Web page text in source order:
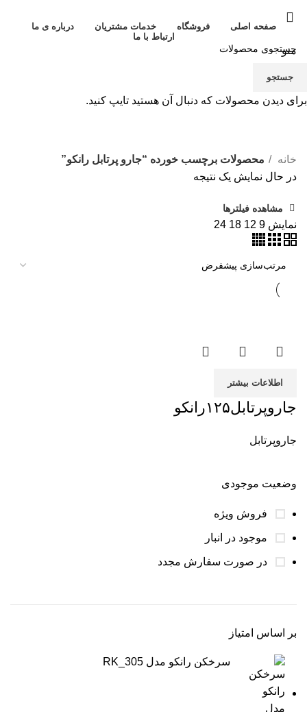
صفحه اصلی فروشگاه خدمات مشتریان
درباره ی ما
ارتباط با ما
منو
وضعیت موجودی
فروش ویژه
موجود در انبار
در صورت سفارش مجدد
بر اساس امتیاز
سرخکن رانکو مدل RK_305
خانه
محصولات برچسب خورده “جارو پرتابل رانکو”
در حال نمایش یک نتیجه
مشاهده فیلترها
نمایش 9
12
18
24
اطلاعات بیشتر
جاروپرتابل۱۲۵رانکو
جاروپرتابل
جستجو
برای دیدن محصولات که دنبال آن هستید تایپ کنید.